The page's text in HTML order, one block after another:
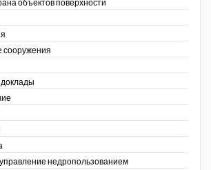
объектов поверхности
сооружения
недропользованием
Разведка и охрана недр
Стандарт качества
Уголь